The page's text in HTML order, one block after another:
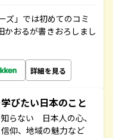
ズ」では初めてのコミ
かおるが書きおろしまし
詳細を見る
びたい日本のこと
らない 日本人の心、
仰、地域の魅力など